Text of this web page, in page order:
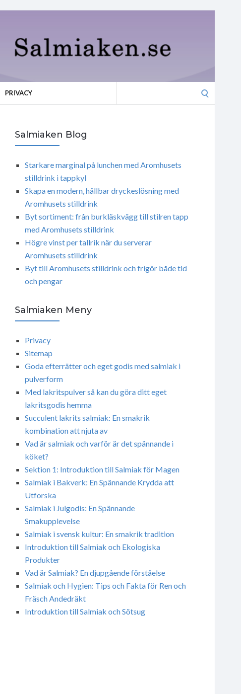
PRIVACY
Salmiaken Blog
Starkare marginal på lunchen med Aromhusets
stilldrink i tappkyl
Skapa en modern, hållbar dryckeslösning med
Aromhusets stilldrink
Byt sortiment: från burkläskvägg till stilren tapp
med Aromhusets stilldrink
Högre vinst per tallrik när du serverar
Aromhusets stilldrink
Byt till Aromhusets stilldrink och frigör både tid
och pengar
Salmiaken Meny
Privacy
Sitemap
Goda efterrätter och eget godis med salmiak i
pulverform
Med lakritspulver så kan du göra ditt eget
lakritsgodis hemma
Succulent lakrits salmiak: En smakrik
kombination att njuta av
Vad är salmiak och varför är det spännande i
köket?
Sektion 1: Introduktion till Salmiak för Magen
Salmiak i Bakverk: En Spännande Krydda att
Utforska
Salmiak i Julgodis: En Spännande
Smakupplevelse
Salmiak i svensk kultur: En smakrik tradition
Introduktion till Salmiak och Ekologiska
Produkter
Vad är Salmiak? En djupgående förståelse
Salmiak och Hygien: Tips och Fakta för Ren och
Fräsch Andedräkt
Introduktion till Salmiak och Sötsug